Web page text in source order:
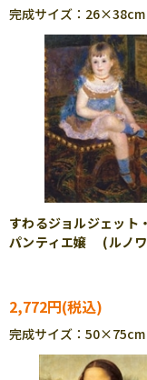
完成サイズ：26×38cm
すわるジョルジェット
パンティエ嬢 (ルノ
2,772円
完成サイズ：50×75cm